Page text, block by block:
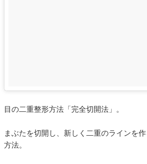
目の二重整形方法「完全切開法」。
まぶたを切開し、新しく二重のラインを
方法。